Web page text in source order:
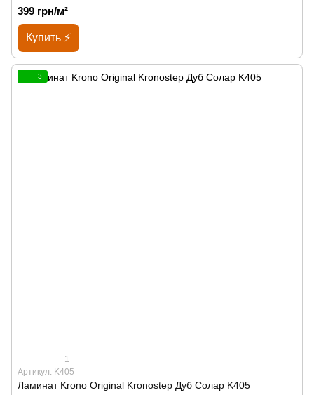
399 грн/м²
Купить ⚡
3
1
Артикул: K405
Ламинат Krono Original Kronostep Дуб Солар K405